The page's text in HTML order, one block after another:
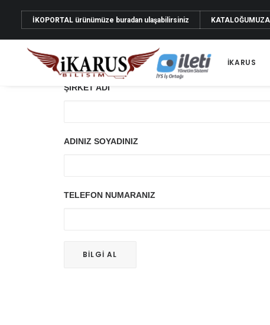
İKOPORTAL ürünümüze buradan ulaşabilirsiniz KATALOĞUMUZA
İKARUS
ŞİRKET ADI
ADINIZ SOYADINIZ
TELEFON NUMARANIZ